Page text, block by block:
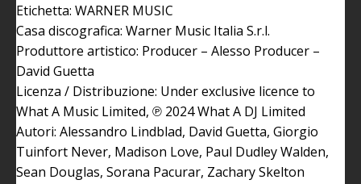
Etichetta: WARNER MUSIC
Casa discografica: Warner Music Italia S.r.l.
Produttore artistico: Producer – Alesso Producer –
David Guetta
Licenza / Distribuzione: Under exclusive licence to
What A Music Limited, ℗ 2024 What A DJ Limited
Autori: Alessandro Lindblad, David Guetta, Giorgio
Tuinfort Never, Madison Love, Paul Dudley Walden,
Sean Douglas, Sorana Pacurar, Zachary Skelton